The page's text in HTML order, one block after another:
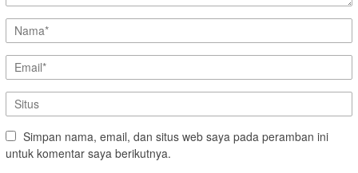
Simpan nama, email, dan situs web saya pada peramban ini
untuk komentar saya berikutnya.